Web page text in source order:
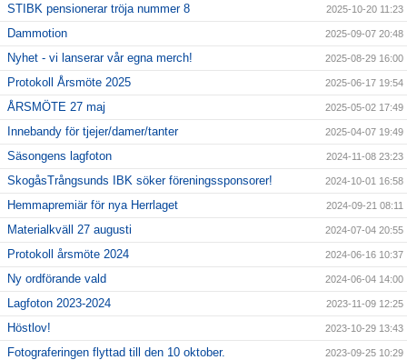
STIBK pensionerar tröja nummer 8 2025-10-20 11:23
Dammotion 2025-09-07 20:48
Nyhet - vi lanserar vår egna merch! 2025-08-29 16:00
Protokoll Årsmöte 2025 2025-06-17 19:54
ÅRSMÖTE 27 maj 2025-05-02 17:49
Innebandy för tjejer/damer/tanter 2025-04-07 19:49
Säsongens lagfoton 2024-11-08 23:23
SkogåsTrångsunds IBK söker föreningssponsorer! 2024-10-01 16:58
Hemmapremiär för nya Herrlaget 2024-09-21 08:11
Materialkväll 27 augusti 2024-07-04 20:55
Protokoll årsmöte 2024 2024-06-16 10:37
Ny ordförande vald 2024-06-04 14:00
Lagfoton 2023-2024 2023-11-09 12:25
Höstlov! 2023-10-29 13:43
Fotograferingen flyttad till den 10 oktober. 2023-09-25 10:29